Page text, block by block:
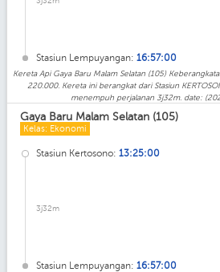
Stasiun Lempuyangan: 16:57:00
Kereta Api Gaya Baru Malam Selatan (105)
220.000. Kereta ini berangkat dari Stasiun
menempuh perjalanan 3j32m. date:
Gaya Baru Malam Selatan (105)
Kelas: Ekonomi
Stasiun Kertosono: 13:25:00
3j32m
Stasiun Lempuyangan: 16:57:00